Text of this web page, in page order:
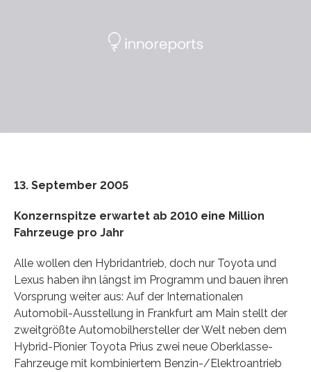
13. September 2005
Konzernspitze erwartet ab 2010 eine Million
Fahrzeuge pro Jahr
Alle wollen den Hybridantrieb, doch nur Toyota und
Lexus haben ihn längst im Programm und bauen ihren
Vorsprung weiter aus: Auf der Internationalen
Automobil-Ausstellung in Frankfurt am Main stellt der
zweitgrößte Automobilhersteller der Welt neben dem
Hybrid-Pionier Toyota Prius zwei neue Oberklasse-
Fahrzeuge mit kombiniertem Benzin-/Elektroantrieb